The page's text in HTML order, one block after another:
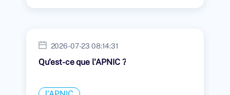
2026-07-23 08:14:31
Qu'est-ce que l'APNIC ?